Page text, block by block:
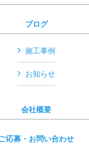
ブログ
施工事例
お知らせ
会社概要
応募・お問い合わせ